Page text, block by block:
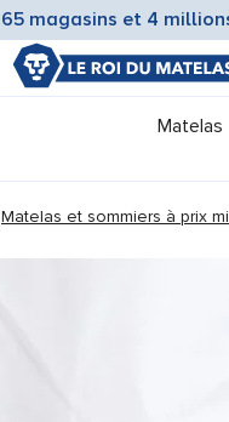
65 magasins et 4
Matelas
Matelas et sommiers à prix